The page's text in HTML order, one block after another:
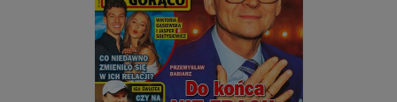
hobby, sport, rozrywka
komputery, internet, technologie, informatyka
kobiece, lifestyle, kultura